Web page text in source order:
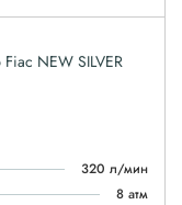
NEW SILVER
320 л/мин
8 атм